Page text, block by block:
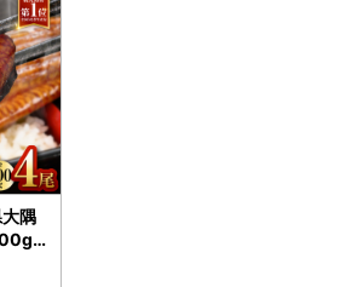
大隅